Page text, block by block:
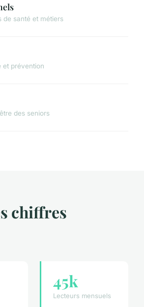
de santé et métiers
et prévention
des seniors
chiffres
45k
Lecteurs mensuels